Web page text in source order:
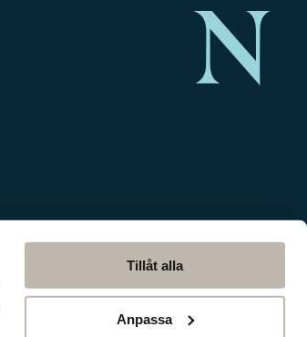
Tillåt alla
Anpassa